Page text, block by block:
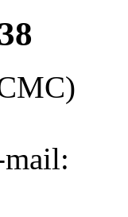
СМС)